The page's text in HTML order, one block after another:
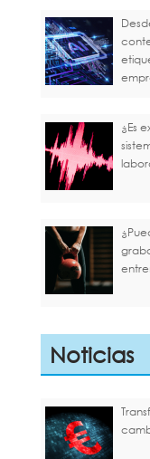
¿Es
Noticias